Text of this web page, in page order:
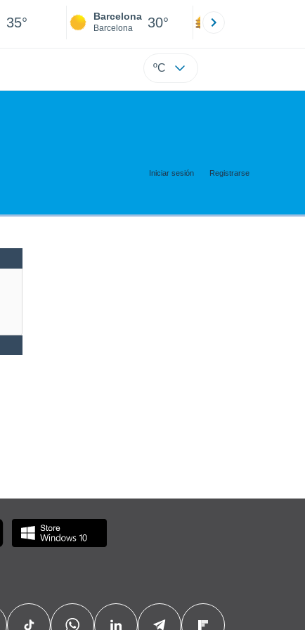
35° Barcelona
Barcelona 30°
ºC
Iniciar sesión Registrarse